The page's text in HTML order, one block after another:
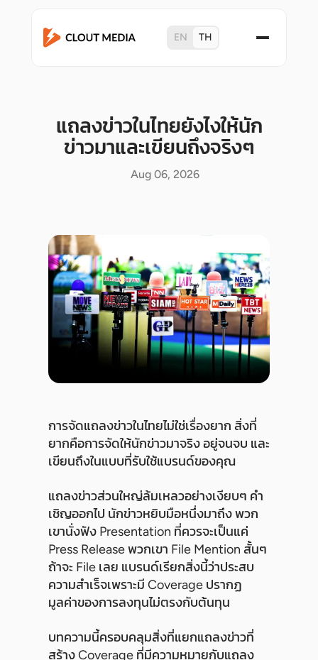
EN TH
แถลงข่าวในไทยยังไงให้นัก
ข่าวมาและเขียนถึงจริงๆ
Aug 06, 2026
การจัดแถลงข่าวในไทยไม่ใช่เรื่องยาก สิ่งที่
ยากคือการจัดให้นักข่าวมาจริง อยู่จนจบ และ
เขียนถึงในแบบที่รับใช้แบรนด์ของคุณ
แถลงข่าวส่วนใหญ่ล้มเหลวอย่างเงียบๆ คำ
เชิญออกไป นักข่าวหยิบมือหนึ่งมาถึง พวก
เขานั่งฟัง Presentation ที่ควรจะเป็นแค่
Press Release พวกเขา File Mention สั้นๆ
ถ้าจะ File เลย แบรนด์เรียกสิ่งนี้ว่าประสบ
ความสำเร็จเพราะมี Coverage ปรากฏ
มูลค่าของการลงทุนไม่ตรงกับต้นทุน
บทความนี้ครอบคลุมสิ่งที่แยกแถลงข่าวที่
สร้าง Coverage ที่มีความหมายกับแถลง